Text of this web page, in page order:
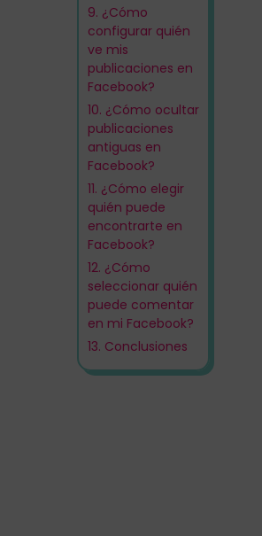
9. ¿Cómo
configurar quién
ve mis
publicaciones en
Facebook?
10. ¿Cómo ocultar
publicaciones
antiguas en
Facebook?
11. ¿Cómo elegir
quién puede
encontrarte en
Facebook?
12. ¿Cómo
seleccionar quién
puede comentar
en mi Facebook?
13. Conclusiones